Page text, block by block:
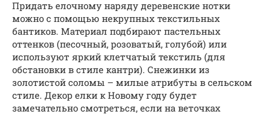
Придать елочному наряду деревенские нотки
можно с помощью некрупных текстильных
бантиков. Материал подбирают пастельных
оттенков (песочный, розоватый, голубой) или
используют яркий клетчатый текстиль (для
обстановки в стиле кантри). Снежинки из
золотистой соломы – милые атрибуты в сельском
стиле. Декор елки к Новому году будет
замечательно смотреться, если на веточках